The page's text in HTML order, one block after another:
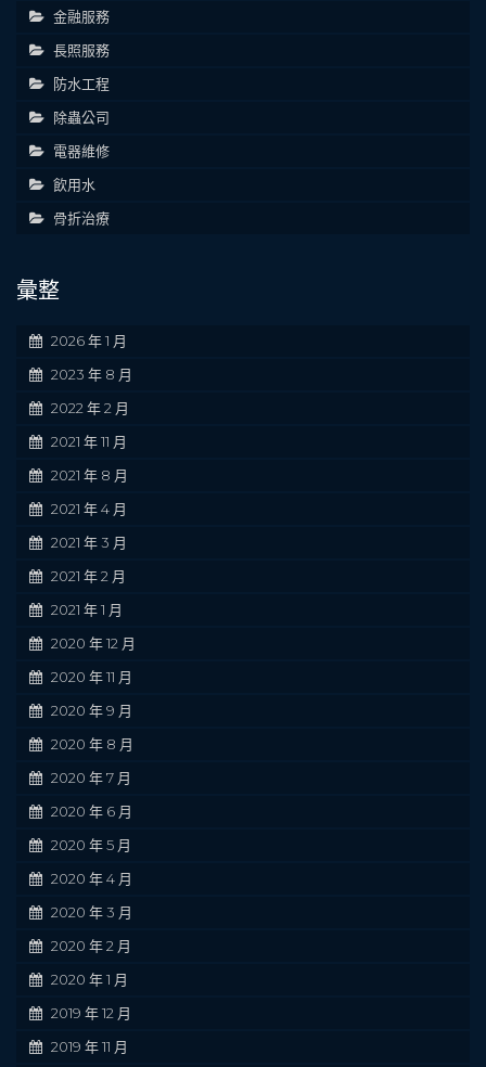
金融服務
長照服務
防水工程
除蟲公司
電器維修
飲用水
骨折治療
彙整
2026 年 1 月
2023 年 8 月
2022 年 2 月
2021 年 11 月
2021 年 8 月
2021 年 4 月
2021 年 3 月
2021 年 2 月
2021 年 1 月
2020 年 12 月
2020 年 11 月
2020 年 9 月
2020 年 8 月
2020 年 7 月
2020 年 6 月
2020 年 5 月
2020 年 4 月
2020 年 3 月
2020 年 2 月
2020 年 1 月
2019 年 12 月
2019 年 11 月